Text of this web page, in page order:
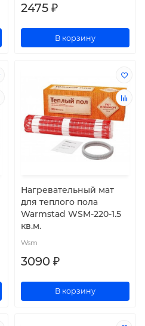
2475 ₽
В корзину
Нагревательный мат
для теплого пола
Warmstad WSM-220-1.5
кв.м.
Wsm
3090 ₽
В корзину